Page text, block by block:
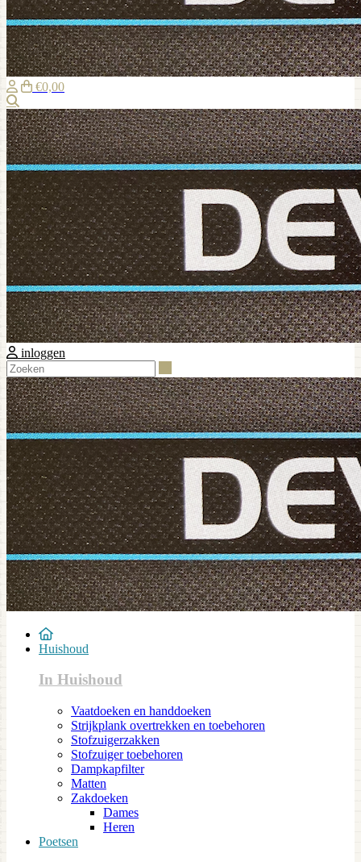
€0,00
inloggen
Huishoud
In Huishoud
Vaatdoeken en handdoeken
Strijkplank overtrekken en toebehoren
Stofzuigerzakken
Stofzuiger toebehoren
Dampkapfilter
Matten
Zakdoeken
Dames
Heren
Poetsen